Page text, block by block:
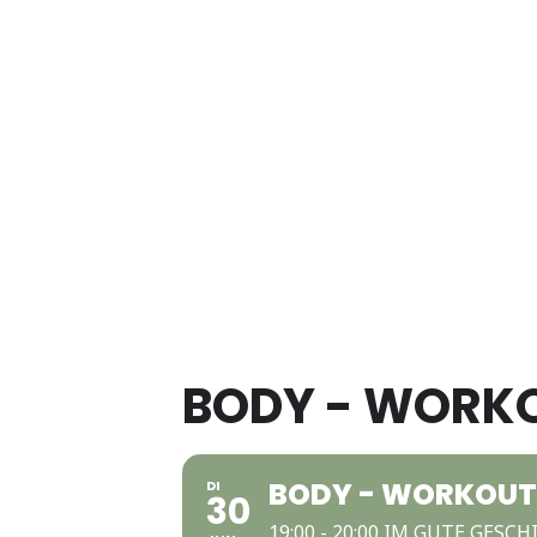
BODY -
DI
30 BODY - WORKOUT